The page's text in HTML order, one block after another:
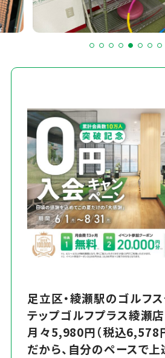
足立区・綾瀬駅のゴルフス
テップゴルフプラス綾瀬店
月々5,980円（税込6,578
だから、自分のペースで上